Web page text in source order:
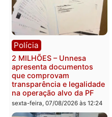
Política
Marcos Rogério apresenta
Plano de Governo com
228 projetos, metas
públicas e
acompanhamento de
resultados
sexta-feira, 07/08/2026 às 18:49